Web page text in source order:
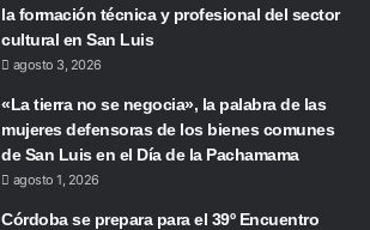
la formación técnica y profesional del sector
cultural en San Luis
agosto 3, 2026
«La tierra no se negocia», la palabra de las
mujeres defensoras de los bienes comunes
de San Luis en el Día de la Pachamama
agosto 1, 2026
Córdoba se prepara para el 39º Encuentro